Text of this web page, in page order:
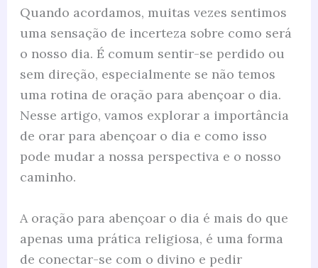
Quando acordamos, muitas vezes sentimos
uma sensação de incerteza sobre como será
o nosso dia. É comum sentir-se perdido ou
sem direção, especialmente se não temos
uma rotina de oração para abençoar o dia.
Nesse artigo, vamos explorar a importância
de orar para abençoar o dia e como isso
pode mudar a nossa perspectiva e o nosso
caminho.
A oração para abençoar o dia é mais do que
apenas uma prática religiosa, é uma forma
de conectar-se com o divino e pedir